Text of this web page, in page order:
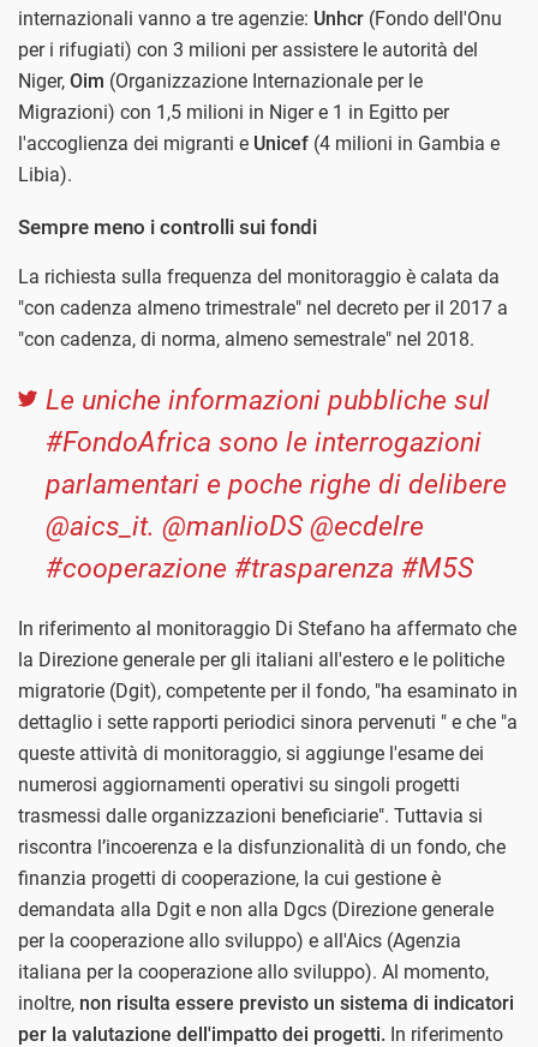
internazionali vanno a tre agenzie: Unhcr (Fondo dell'Onu
per i rifugiati) con 3 milioni per assistere le autorità del
Niger, Oim (Organizzazione Internazionale per le
Migrazioni) con 1,5 milioni in Niger e 1 in Egitto per
l'accoglienza dei migranti e Unicef (4 milioni in Gambia e
Libia).
Sempre meno i controlli sui fondi
La richiesta sulla frequenza del monitoraggio è calata da
"con cadenza almeno trimestrale" nel decreto per il 2017 a
"con cadenza, di norma, almeno semestrale" nel 2018.
Le uniche informazioni pubbliche sul
#FondoAfrica sono le interrogazioni
parlamentari e poche righe di delibere
@aics_it. @manlioDS @ecdelre
#cooperazione #trasparenza #M5S
In riferimento al monitoraggio Di Stefano ha affermato che
la Direzione generale per gli italiani all'estero e le politiche
migratorie (Dgit), competente per il fondo, "ha esaminato in
dettaglio i sette rapporti periodici sinora pervenuti " e che "a
queste attività di monitoraggio, si aggiunge l'esame dei
numerosi aggiornamenti operativi su singoli progetti
trasmessi dalle organizzazioni beneficiarie". Tuttavia si
riscontra l’incoerenza e la disfunzionalità di un fondo, che
finanzia progetti di cooperazione, la cui gestione è
demandata alla Dgit e non alla Dgcs (Direzione generale
per la cooperazione allo sviluppo) e all'Aics (Agenzia
italiana per la cooperazione allo sviluppo). Al momento,
inoltre, non risulta essere previsto un sistema di indicatori
per la valutazione dell'impatto dei progetti. In riferimento